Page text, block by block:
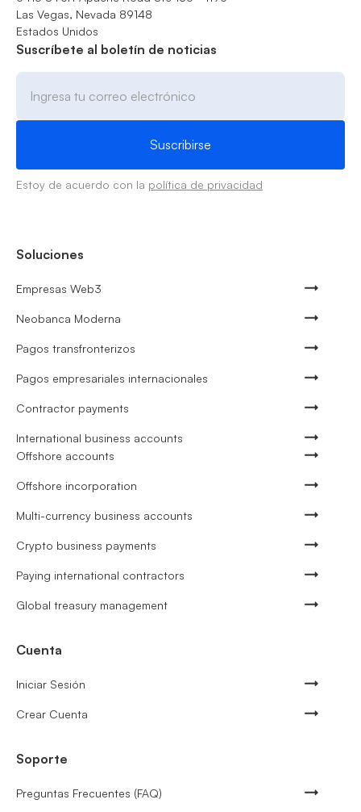
Las Vegas, Nevada 89148
Estados Unidos
Suscríbete al boletín de noticias
Estoy de acuerdo con la política de privacidad
Soluciones
Empresas Web3
Neobanca Moderna
Pagos transfronterizos
Pagos empresariales internacionales
Contractor payments
International business accounts
Offshore accounts
Offshore incorporation
Multi-currency business accounts
Crypto business payments
Paying international contractors
Global treasury management
Cuenta
Iniciar Sesión
Crear Cuenta
Soporte
Preguntas Frecuentes (FAQ)